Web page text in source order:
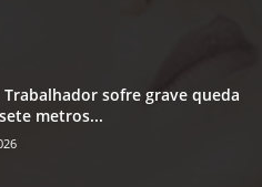
Trabalhador sofre grave queda
metros...